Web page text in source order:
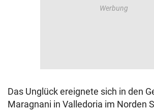
Das Unglück ereignete sich in den
Maragnani in Valledoria im Norden